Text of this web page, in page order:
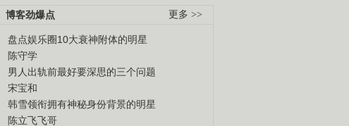
更多 >>
博客劲爆点
盘点娱乐圈10大衰神附体的明星
陈守学
男人出轨前最好要深思的三个问题
宋宝和
韩雪领衔拥有神秘身份背景的明星
陈立飞飞哥